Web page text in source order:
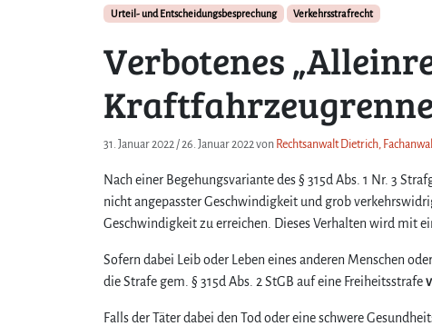
Urteil- und Entscheidungsbesprechung Verkehrsstrafrecht
Verbotenes
31. Januar 2022 /26. Januar 2022von Rechtsanwalt Dietrich,
Nach einer Begehungsvariante des § 315d Abs. 1 Nr. 3
nicht angepasster Geschwindigkeit und grob
Geschwindigkeit zu erreichen. Dieses Verhalten wird mit
Sofern dabei Leib oder Leben eines anderen Menschen
die Strafe gem. § 315d Abs. 2 StGB auf eine Freiheitsstrafe
Falls der Täter dabei den Tod oder eine schwere